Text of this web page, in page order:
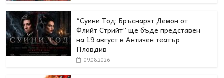
“Суини Тод: Бръснарят Демон от
Флийт Стрийт” ще бъде представен
на 19 август в Античен театър
Пловдив
09.08.2026